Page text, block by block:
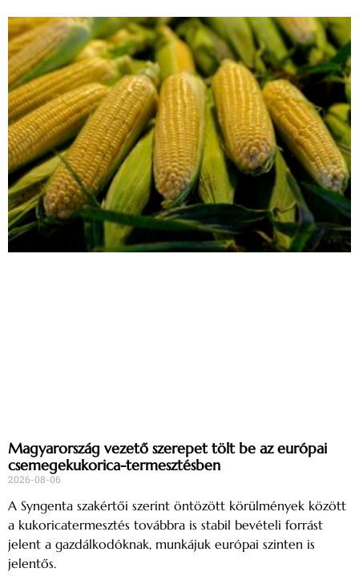
Magyarország vezető szerepet tölt be az európai
csemegekukorica-termesztésben
2026-08-06
A Syngenta szakértői szerint öntözött körülmények között
a kukoricatermesztés továbbra is stabil bevételi forrást
jelent a gazdálkodóknak, munkájuk európai szinten is
jelentős.